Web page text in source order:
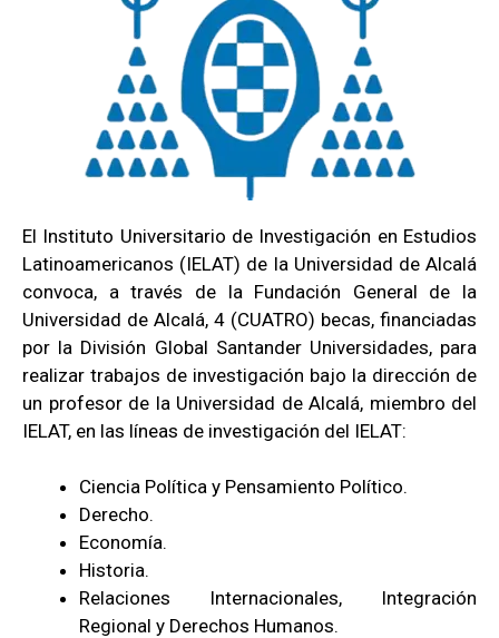
El Instituto Universitario de Investigación en Estudios
Latinoamericanos (IELAT) de la Universidad de Alcalá
convoca, a través de la Fundación General de la
Universidad de Alcalá, 4 (CUATRO) becas, financiadas
por la División Global Santander Universidades, para
realizar trabajos de investigación bajo la dirección de
un profesor de la Universidad de Alcalá, miembro del
IELAT, en las líneas de investigación del IELAT:
Ciencia Política y Pensamiento Político.
Derecho.
Economía.
Historia.
Relaciones Internacionales, Integración
Regional y Derechos Humanos.